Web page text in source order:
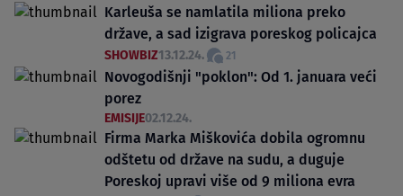
Karleuša se namlatila miliona preko
države, a sad izigrava poreskog policajca
SHOWBIZ13.12.24. 21
Novogodišnji "poklon": Od 1. januara veći
porez
EMISIJE02.12.24.
Firma Marka Miškovića dobila ogromnu
odštetu od države na sudu, a duguje
Poreskoj upravi više od 9 miliona evra